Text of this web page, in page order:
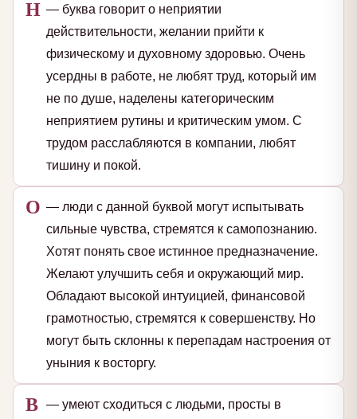
Н — буква говорит о неприятии
действительности, желании прийти к
физическому и духовному здоровью. Очень
усердны в работе, не любят труд, который им
не по душе, наделены категорическим
неприятием рутины и критическим умом. С
трудом расслабляются в компании, любят
тишину и покой.
О — люди с данной буквой могут испытывать
сильные чувства, стремятся к самопознанию.
Хотят понять свое истинное предназначение.
Желают улучшить себя и окружающий мир.
Обладают высокой интуицией, финансовой
грамотностью, стремятся к совершенству. Но
могут быть склонны к перепадам настроения от
уныния к восторгу.
В — умеют сходиться с людьми, просты в